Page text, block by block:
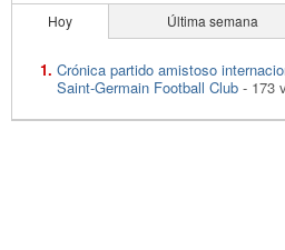
Hoy Última semana
Crónica partido amistoso
Saint-Germain Football Club - 173